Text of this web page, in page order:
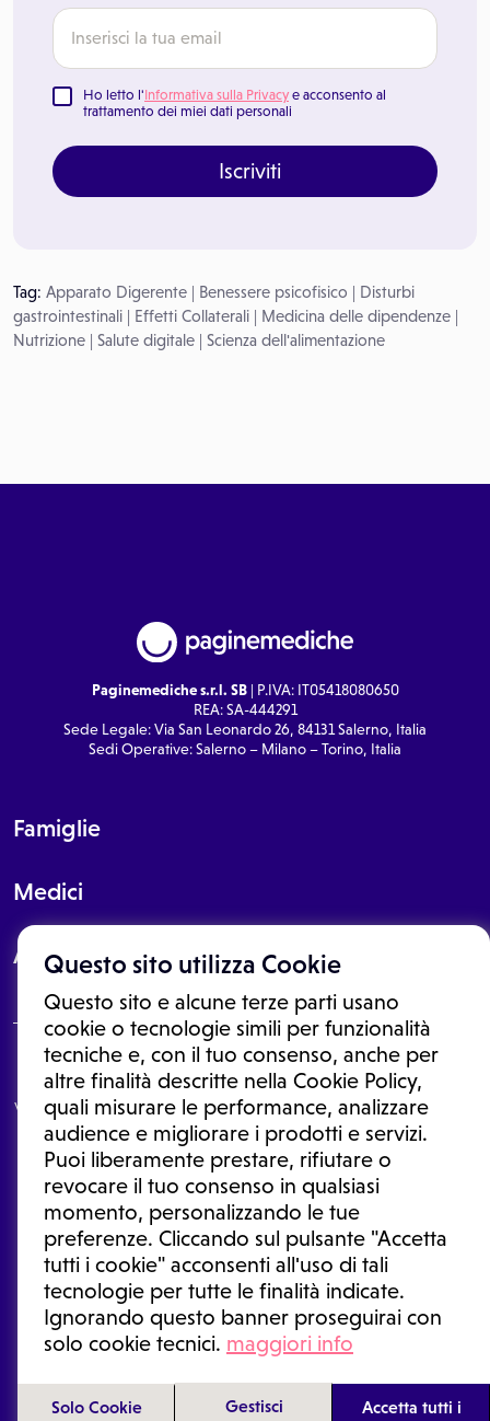
Questo sito utilizza Cookie
Questo sito e alcune terze parti usano
cookie o tecnologie simili per funzionalità
tecniche e, con il tuo consenso, anche per
altre finalità descritte nella Cookie Policy,
quali misurare le performance, analizzare
audience e migliorare i prodotti e servizi.
Puoi liberamente prestare, rifiutare o
revocare il tuo consenso in qualsiasi
momento, personalizzando le tue
preferenze. Cliccando sul pulsante "Accetta
tutti i cookie" acconsenti all'uso di tali
tecnologie per tutte le finalità indicate.
Ignorando questo banner proseguirai con
solo cookie tecnici. maggiori info
Solo Cookie Gestisci Accetta tutti i
Ho letto l'Informativa sulla Privacy e acconsento al
trattamento dei miei dati personali
Iscriviti
Tag: Apparato Digerente | Benessere psicofisico | Disturbi
gastrointestinali | Effetti Collaterali | Medicina delle dipendenze |
Nutrizione | Salute digitale | Scienza dell'alimentazione
Paginemediche s.r.l. SB| P.IVA: IT05418080650
REA: SA-444291
Sede Legale: Via San Leonardo 26, 84131 Salerno, Italia
Sedi Operative: Salerno – Milano – Torino, Italia
Famiglie
Medici
About
Le informazioni proposte in questo sito non sono un consulto medico.
In nessun caso, queste informazioni sostituiscono un consulto, una
visita o una diagnosi formulata dal medico. Non si devono considerare
le informazioni disponibili come suggerimenti per la formulazione di
una diagnosi, la determinazione di un trattamento o l'assunzione o
sospensione di un farmaco senza prima consultare un medico di
medicina generale o uno specialista.
Condizioni di utilizzo|Privacy Policy |Gestione cookie
Ⓒ 2026 | Tutti i diritti riservati.